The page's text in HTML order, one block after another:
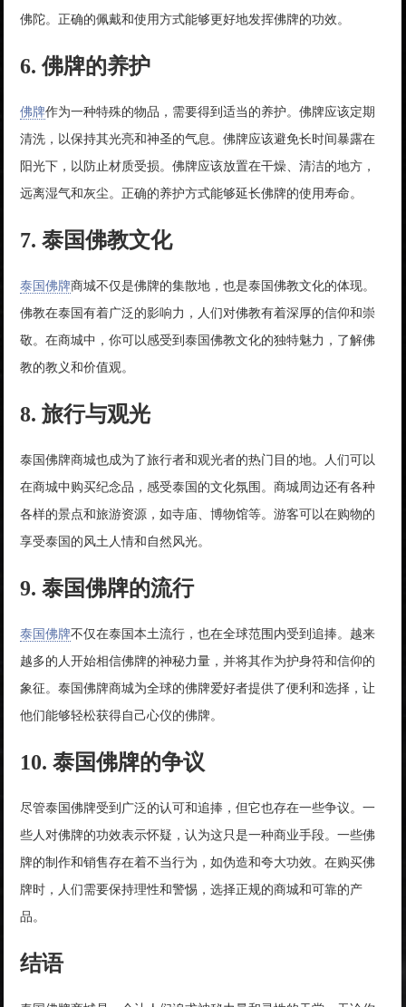
佛陀。正确的佩戴和使用方式能够更好地发挥佛牌的功效。
6. 佛牌的养护
佛牌作为一种特殊的物品，需要得到适当的养护。佛牌应该定期
清洗，以保持其光亮和神圣的气息。佛牌应该避免长时间暴露在
阳光下，以防止材质受损。佛牌应该放置在干燥、清洁的地方，
远离湿气和灰尘。正确的养护方式能够延长佛牌的使用寿命。
7. 泰国佛教文化
泰国佛牌商城不仅是佛牌的集散地，也是泰国佛教文化的体现。
佛教在泰国有着广泛的影响力，人们对佛教有着深厚的信仰和崇
敬。在商城中，你可以感受到泰国佛教文化的独特魅力，了解佛
教的教义和价值观。
8. 旅行与观光
泰国佛牌商城也成为了旅行者和观光者的热门目的地。人们可以
在商城中购买纪念品，感受泰国的文化氛围。商城周边还有各种
各样的景点和旅游资源，如寺庙、博物馆等。游客可以在购物的
享受泰国的风土人情和自然风光。
9. 泰国佛牌的流行
泰国佛牌不仅在泰国本土流行，也在全球范围内受到追捧。越来
越多的人开始相信佛牌的神秘力量，并将其作为护身符和信仰的
象征。泰国佛牌商城为全球的佛牌爱好者提供了便利和选择，让
他们能够轻松获得自己心仪的佛牌。
10. 泰国佛牌的争议
尽管泰国佛牌受到广泛的认可和追捧，但它也存在一些争议。一
些人对佛牌的功效表示怀疑，认为这只是一种商业手段。一些佛
牌的制作和销售存在着不当行为，如伪造和夸大功效。在购买佛
牌时，人们需要保持理性和警惕，选择正规的商城和可靠的产
品。
结语